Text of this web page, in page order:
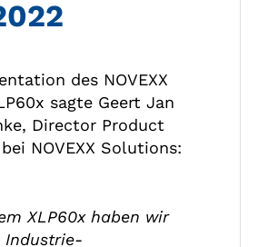
des NOVEXX
sagte Geert Jan
Director Product
NOVEXX Solutions:
XLP60x haben wir
Industrie-